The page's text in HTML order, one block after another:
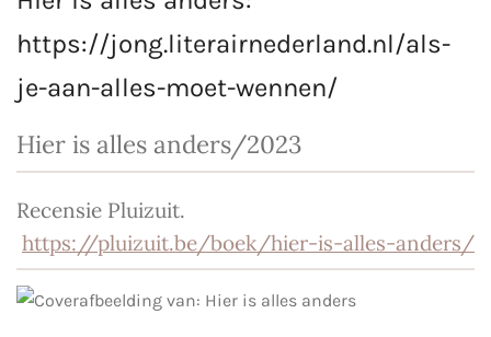
https://jong.literairnederland.nl/als-
je-aan-alles-moet-wennen/
Hier is alles anders/2023
Recensie Pluizuit.
https://pluizuit.be/boek/hier-is-alles-anders/